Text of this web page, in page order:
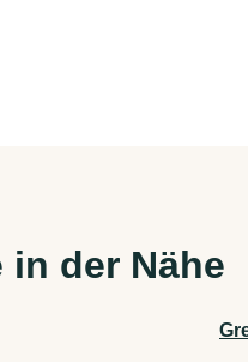
in der Nähe